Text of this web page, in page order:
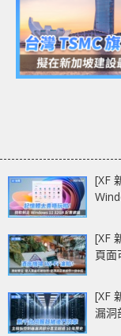
[XF
[XF
頁面
[XF
漏洞